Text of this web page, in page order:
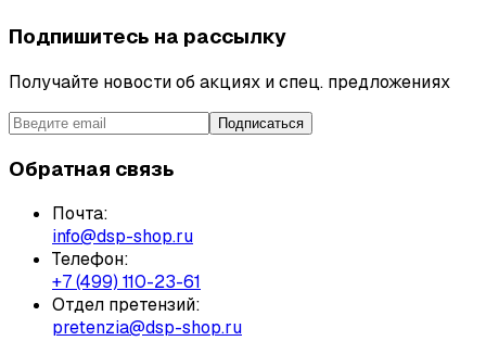
Подпишитесь на рассылку
Получайте новости об акциях и спец. предложениях
Подписаться
Обратная связь
Почта:
info@dsp-shop.ru
Телефон:
+7 (499) 110-23-61
Отдел претензий:
pretenzia@dsp-shop.ru